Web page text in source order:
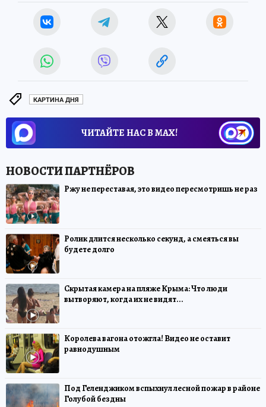
КАРТИНА ДНЯ
ЧИТАЙТЕ НАС В МАХ!
Ржу не переставая, это видео пересмотришь не раз
Ролик длится несколько секунд, а смеяться вы
будете долго
Скрытая камера на пляже Крыма: Что люди
вытворяют, когда их не видят...
Королева вагона отожгла! Видео не оставит
равнодушным
Под Геленджиком вспыхнул лесной пожар в районе
Голубой бездны